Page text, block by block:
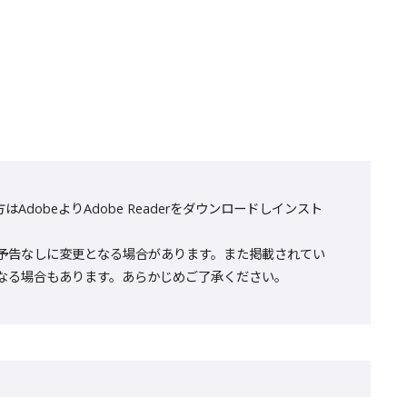
AdobeよりAdobe Readerをダウンロードしインスト
なしに変更となる場合があります。また掲載されてい
場合もあります。あらかじめご了承ください。